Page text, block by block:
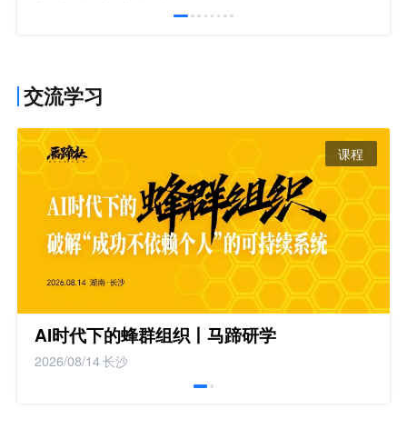
交流学习
课程
AI时代下的蜂群组织丨马蹄研学
2026/08/14长沙